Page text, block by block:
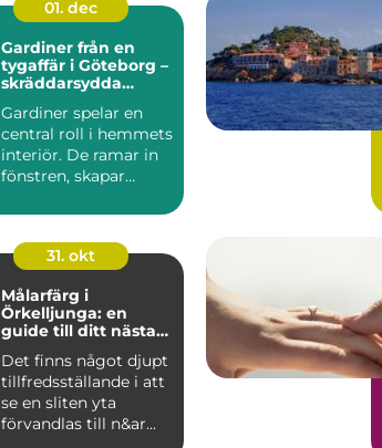
01. dec
Gardiner från en
tygaffär i Göteborg –
skräddarsydda
hem
Gardiner spelar en
central roll i hemmets
interiör. De ramar in
fönstren, skapar
31. okt
Målarfärg i
Örkelljunga: en
guide till ditt nästa
Det finns något djupt
tillfredsställande i att
se en sliten yta
förvandlas till n&ar...